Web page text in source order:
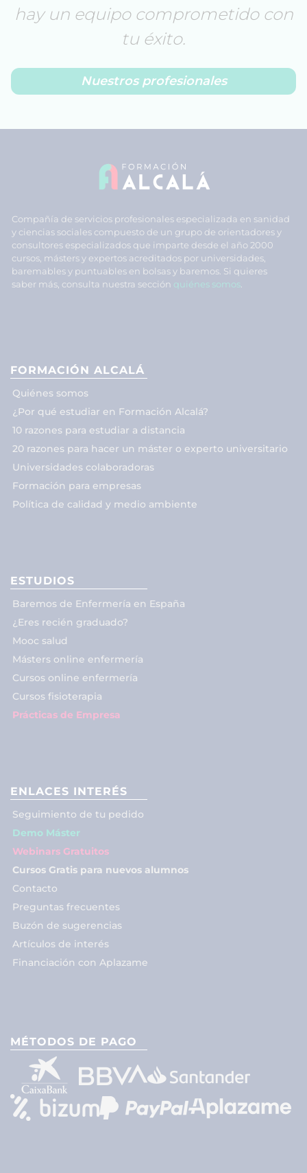
hay un equipo comprometido con
tu éxito.
Nuestros profesionales
Compañía de servicios profesionales especializada en sanidad
y ciencias sociales compuesto de un grupo de orientadores y
consultores especializados que imparte desde el año 2000
cursos, másters y expertos acreditados por universidades,
baremables y puntuables en bolsas y baremos. Si quieres
saber más, consulta nuestra sección quiénes somos
FORMACIÓN ALCALÁ
Quiénes somos
¿Por qué estudiar en Formación Alcalá?
10 razones para estudiar a distancia
20 razones para hacer un máster o experto universitario
Universidades colaboradoras
Formación para empresas
Política de calidad y medio ambiente
ESTUDIOS
Baremos de Enfermería en España
¿Eres recién graduado?
Mooc salud
Másters online enfermería
Cursos online enfermería
Cursos fisioterapia
Prácticas de Empresa
ENLACES INTERÉS
Seguimiento de tu pedido
Demo Máster
Webinars Gratuitos
Cursos Gratis para nuevos alumnos
Contacto
Preguntas frecuentes
Buzón de sugerencias
Artículos de interés
Financiación con Aplazame
MÉTODOS DE PAGO